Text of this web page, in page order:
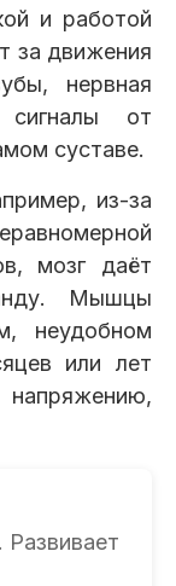
и работой
за движения
нервная
сигналы от
суставе.
из-за
мозг даёт
Мышцы
неудобном
или лет
напряжению,